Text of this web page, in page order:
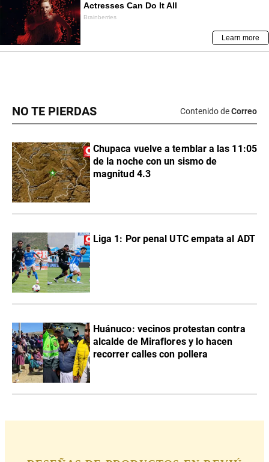
NO TE PIERDAS Contenido deCorreo
Chupaca vuelve a temblar a las 11:05
de la noche con un sismo de
magnitud 4.3
Liga 1: Por penal UTC empata al ADT
Huánuco: vecinos protestan contra
alcalde de Miraflores y lo hacen
recorrer calles con pollera